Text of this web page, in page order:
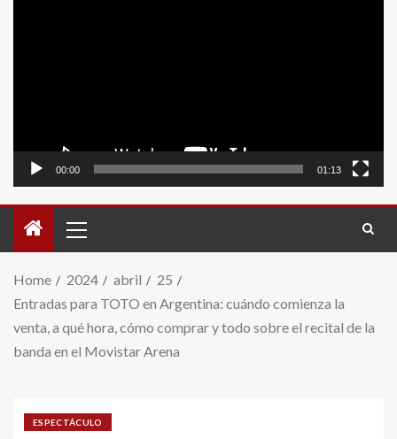
00:00 01:13
Home 2024 abril
25
Entradas para TOTO en Argentina: cuándo comienza la
venta, a qué hora, cómo comprar y todo sobre el recital de la
banda en el Movistar Arena
ESPECTÁCULO